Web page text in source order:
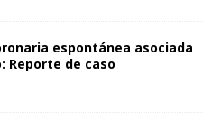
espontánea asociada
Reporte de caso